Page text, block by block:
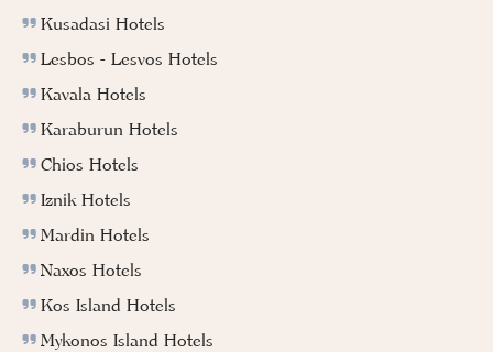
Kusadasi Hotels
Lesbos - Lesvos Hotels
Kavala Hotels
Karaburun Hotels
Chios Hotels
Iznik Hotels
Mardin Hotels
Naxos Hotels
Kos Island Hotels
Mykonos Island Hotels